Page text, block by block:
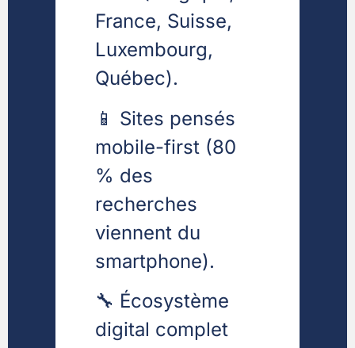
France, Suisse,
Luxembourg,
Québec).
📱 Sites pensés
mobile-first (80
% des
recherches
viennent du
smartphone).
🔧 Écosystème
digital complet